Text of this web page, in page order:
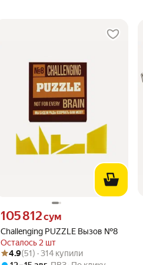
Challenging PUZZLE Вызов №8
Осталось 2 шт
Цена 105812 сум вместо
105 812сум
Рейтинг товара: 4.9 из 5
Оценок: (51) · 314 купили
4.9(51) · 314 купили